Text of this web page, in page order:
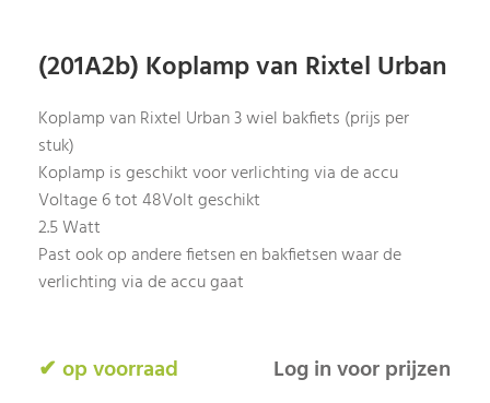
(201A2b) Koplamp van Rixtel Urban
Koplamp van Rixtel Urban 3 wiel bakfiets (prijs per
stuk)
Koplamp is geschikt voor verlichting via de accu
Voltage 6 tot 48Volt geschikt
2.5 Watt
Past ook op andere fietsen en bakfietsen waar de
verlichting via de accu gaat
✔ op voorraad Log in voor prijzen